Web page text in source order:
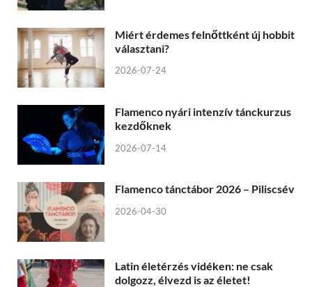
Miért érdemes felnőttként új hobbit
választani?
2026-07-24
Flamenco nyári intenzív tánckurzus
kezdőknek
2026-07-14
Flamenco tánctábor 2026 – Piliscsév
2026-04-30
Latin életérzés vidéken: ne csak
dolgozz, élvezd is az életet!